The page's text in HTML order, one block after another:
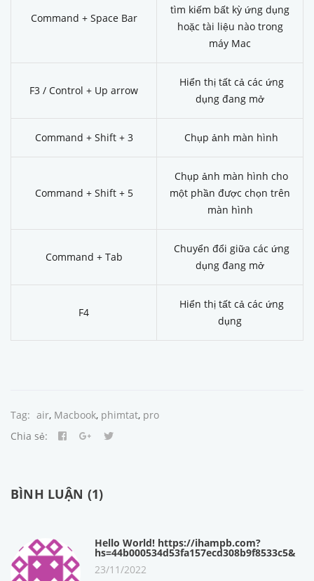
Command + Space Bar
tìm kiếm bất kỳ ứng dụng
hoặc tài liệu nào trong
máy Mac
F3 / Control + Up arrow
Hiển thị tất cả các ứng
dụng đang mở
Command + Shift + 3 Chụp ảnh màn hình
Command + Shift + 5
Chụp ảnh màn hình cho
một phần được chọn trên
màn hình
Command + Tab
Chuyển đổi giữa các ứng
dụng đang mở
F4
Hiển thị tất cả các ứng
dụng
Tag: air, Macbook, phimtat, pro
Chia sẻ:
BÌNH LUẬN (1)
Hello World! https://ihampb.com?
hs=44b000534d53fa157ecd308b9f8533c5&
23/11/2022